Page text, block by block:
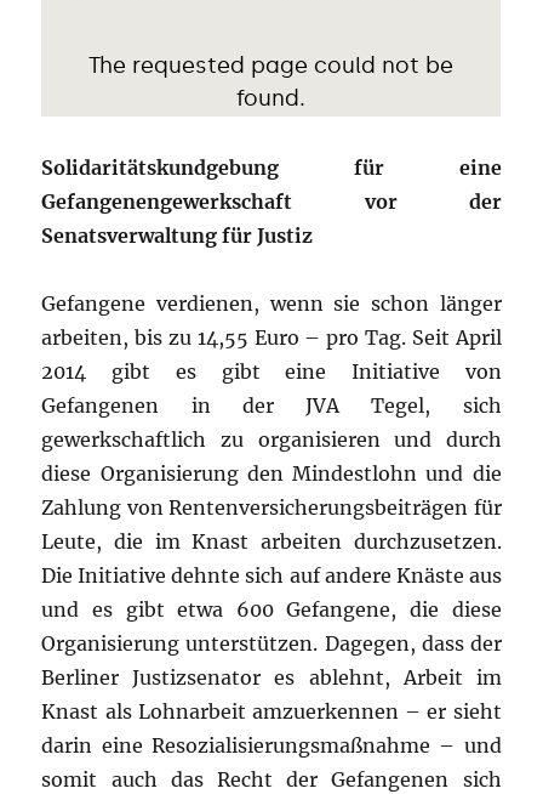
Solidaritätskundgebung für eine
Gefangenengewerkschaft vor der
Senatsverwaltung für Justiz
Gefangene verdienen, wenn sie schon länger
arbeiten, bis zu 14,55 Euro – pro Tag. Seit April
2014 gibt es gibt eine Initiative von
Gefangenen in der JVA Tegel, sich
gewerkschaftlich zu organisieren und durch
diese Organisierung den Mindestlohn und die
Zahlung von Rentenversicherungsbeiträgen für
Leute, die im Knast arbeiten durchzusetzen.
Die Initiative dehnte sich auf andere Knäste aus
und es gibt etwa 600 Gefangene, die diese
Organisierung unterstützen. Dagegen, dass der
Berliner Justizsenator es ablehnt, Arbeit im
Knast als Lohnarbeit amzuerkennen – er sieht
darin eine Resozialisierungsmaßnahme – und
somit auch das Recht der Gefangenen sich